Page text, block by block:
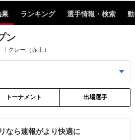
果 ランキング 選手情報・検索
ン
クレー（赤土）
トーナメント 出場選手
なら速報がより快適に